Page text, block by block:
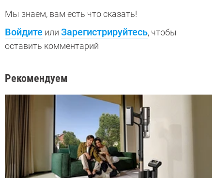
Мы знаем, вам есть что сказать!
Войдите или Зарегистрируйтесь, чтобы
оставить комментарий
Рекомендуем